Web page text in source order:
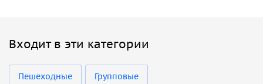
Входит в эти категории
Пешеходные Групповые